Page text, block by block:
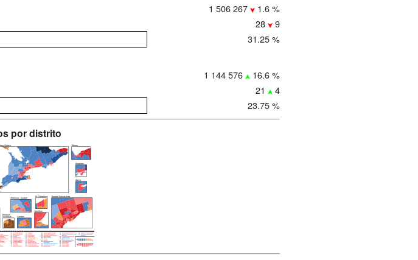
1 506 267 1.6 %
28 9
31.25 %
1 144 576 16.6 %
21
4
23.75 %
por distrito